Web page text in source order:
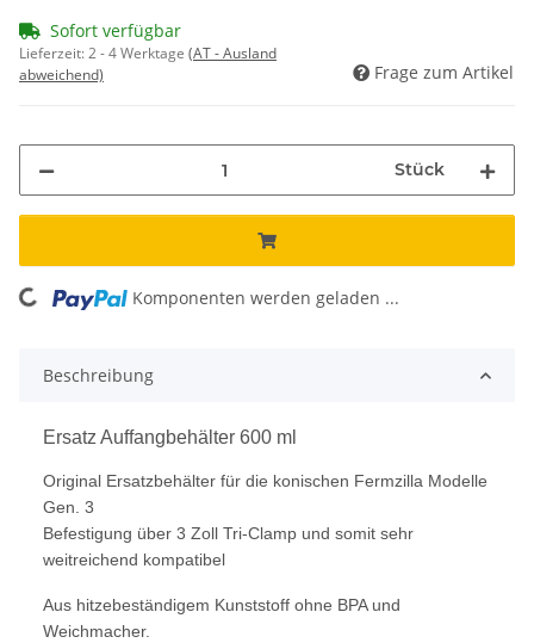
Sofort verfügbar
Lieferzeit:2 - 4 Werktage (AT - Ausland
abweichend)
Frage zum Artikel
Stück
Loading... Komponenten werden geladen ...
Beschreibung
Ersatz Auffangbehälter 600 ml
Original Ersatzbehälter für die konischen Fermzilla Modelle
Gen. 3
Befestigung über 3 Zoll Tri-Clamp und somit sehr
weitreichend kompatibel
Aus hitzebeständigem Kunststoff ohne BPA und
Weichmacher.